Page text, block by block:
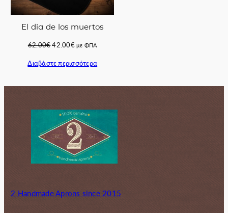
El dia de los muertos
62.00€Original
was:
42.00€Η
τιμή
42.00€.
με ΦΠΑ
Διαβάστε περισσότερα
2 Handmade Aprons since 2015